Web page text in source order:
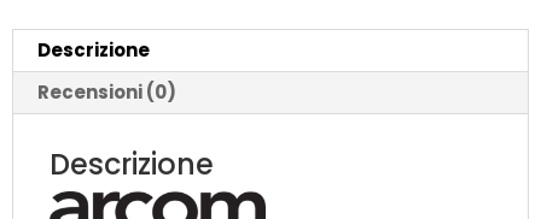
cm
quantità
Descrizione
Recensioni (0)
Descrizione